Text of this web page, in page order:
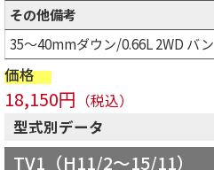
その他備考
35～40mmダウン/0.66L 2WD バン
価格
18,150円 （税込）
型式別データ
TV1（H11/2～15/11）